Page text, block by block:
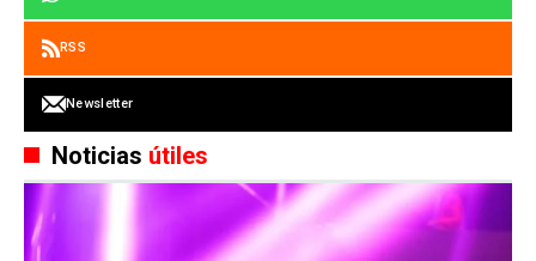
RSS
Newsletter
Noticias útiles